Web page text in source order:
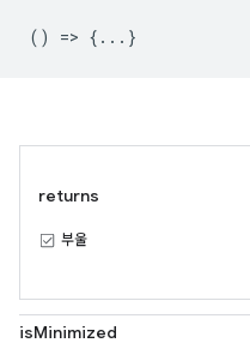
() => {...}
returns
부울
isMinimized